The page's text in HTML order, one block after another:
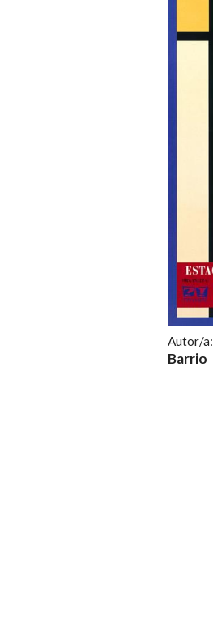
Autor/a:
Barrio